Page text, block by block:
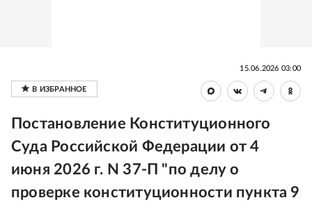
15.06.2026 03:00
Постановление Конституционного
Суда Российской Федерации от 4
июня 2026 г. N 37-П "по делу о
проверке конституционности пункта 9